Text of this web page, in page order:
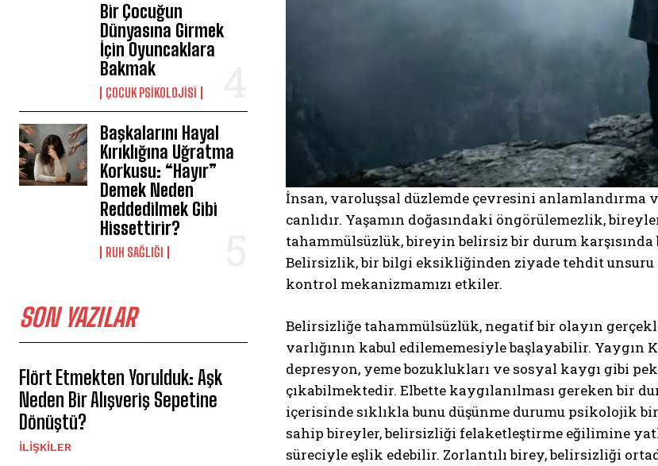
Bir Çocuğun
Dünyasına Girmek
İçin Oyuncaklara
Bakmak
ÇOCUK PSIKOLOJISI
Başkalarını Hayal
Kırıklığına Uğratma
Korkusu: “Hayır”
Demek Neden
Reddedilmek Gibi
Hissettirir?
⁠RUH SAĞLIĞI
SON YAZILAR
Flört Etmekten Yorulduk: Aşk
Neden Bir Alışveriş Sepetine
Dönüştü?
İLIŞKILER
İnsan, varoluşsal düzlemde çevresini anlamlandırma
canlıdır. Yaşamın doğasındaki öngörülemezlik,
tahammülsüzlük, bireyin belirsiz bir durum
Belirsizlik, bir bilgi eksikliğinden ziyade tehdit unsuru
kontrol mekanizmamızı etkiler.
Belirsizliğe tahammülsüzlük, negatif bir olayın
varlığının kabul edilememesiyle başlayabilir. Yaygın
depresyon, yeme bozuklukları ve sosyal kaygı gibi
çıkabilmektedir. Elbette kaygılanılması gereken bir
içerisinde sıklıkla bunu düşünme durumu psikolojik
sahip bireyler, belirsizliği felaketleştirme eğilimine
süreciyle eşlik edebilir. Zorlantılı birey, belirsizliği